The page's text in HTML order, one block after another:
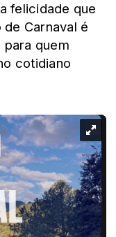
felicidade que
Carnaval é
quem
cotidiano